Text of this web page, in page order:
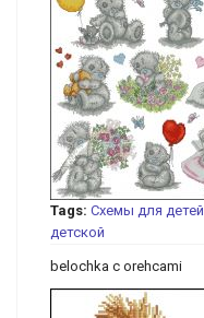
Tags: Схемы для детей
детской
belochka c orehcami